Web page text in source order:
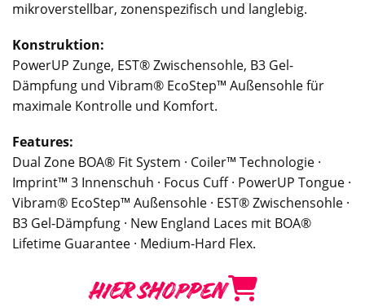
mikroverstellbar, zonenspezifisch und langlebig.
Konstruktion:
PowerUP Zunge, EST® Zwischensohle, B3 Gel-
Dämpfung und Vibram® EcoStep™ Außensohle für
maximale Kontrolle und Komfort.
Features:
Dual Zone BOA® Fit System · Coiler™ Technologie ·
Imprint™ 3 Innenschuh · Focus Cuff · PowerUP Tongue ·
Vibram® EcoStep™ Außensohle · EST® Zwischensohle ·
B3 Gel-Dämpfung · New England Laces mit BOA®
Lifetime Guarantee · Medium-Hard Flex.
HIER SHOPPEN